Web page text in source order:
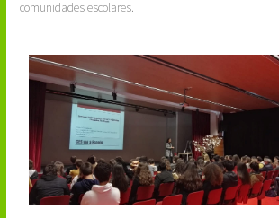
comunidades escolares.